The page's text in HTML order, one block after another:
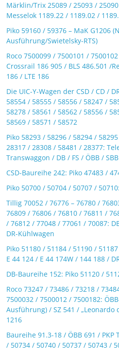
Märklin/Trix 25089 / 25093 /
Messelok 1189.22 / 1189.02 /
Piko 59160 / 59376 – MaK G1206
Ausführung/Swietelsky-RTS)
Roco 7500099 / 7500101 /
Crossrail 186 905 / BLS 486.501 /
186 / LTE 186
Die UIC-Y-Wagen der CSD / CD /
58554 / 58555 / 58556 / 58247 /
58278 / 58561 / 58562 / 58556 /
58569 / 58571 / 58572
Piko 58293 / 58296 / 58294 /
28317 / 28308 / 58481 / 28377:
Transwaggon / DB / FS / ÖBB /
CSD-Baureihe 242: Piko 47483 /
Piko 50700 / 50704 / 50707 /
Tillig 70052 / 76776 – 76780 /
76809 / 76806 / 76810 / 76811 /
/ 76812 / 77048 / 77061 / 70087:
DR-Kühlwagen
Piko 51180 / 51184 / 51190 /
E 44 124 / E 44 174W / 144 188 /
DB-Baureihe 152: Piko 51120 /
Roco 73247 / 73486 / 73218 /
7500032 / 7500012 / 7500182:
Ausführung) / SZ 541 / „Leonardo
1216
Baureihe 91.3-18 / ÖBB 691 / PKP
/ 50734 / 50740 / 50737 / 50743 /